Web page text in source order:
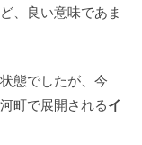
、良い意味であま
態でしたが、今
町で展開されるイ